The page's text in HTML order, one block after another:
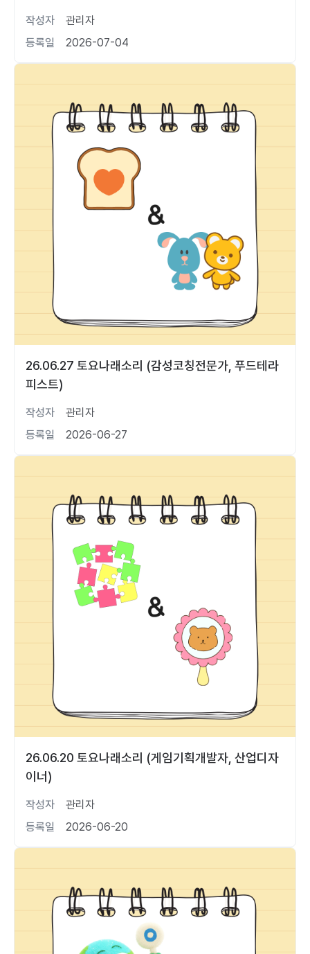
작성자
관리자
등록일
2026-07-04
26.06.27 토요나래소리 (감성코칭전문가, 푸드테라
피스트)
작성자
관리자
등록일
2026-06-27
26.06.20 토요나래소리 (게임기획개발자, 산업디자
이너)
작성자
관리자
등록일
2026-06-20